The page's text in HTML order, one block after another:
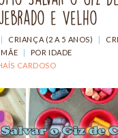
e Velho
CRIANÇA (2 A 5 ANOS)
POR IDADE
CARDOSO